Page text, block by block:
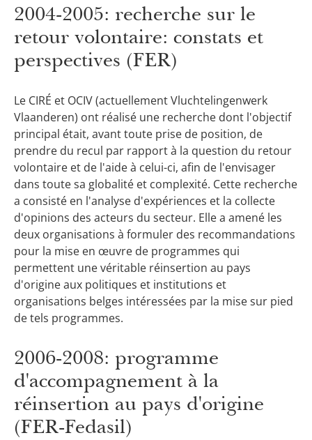
2004-2005: recherche sur le
retour volontaire: constats et
perspectives (FER)
Le CIRÉ et OCIV (actuellement Vluchtelingenwerk
Vlaanderen) ont réalisé une recherche dont l'objectif
principal était, avant toute prise de position, de
prendre du recul par rapport à la question du retour
volontaire et de l'aide à celui-ci, afin de l'envisager
dans toute sa globalité et complexité. Cette recherche
a consisté en l'analyse d'expériences et la collecte
d'opinions des acteurs du secteur. Elle a amené les
deux organisations à formuler des recommandations
pour la mise en œuvre de programmes qui
permettent une véritable réinsertion au pays
d'origine aux politiques et institutions et
organisations belges intéressées par la mise sur pied
de tels programmes.
2006-2008: programme
d'accompagnement à la
réinsertion au pays d'origine
(FER-Fedasil)